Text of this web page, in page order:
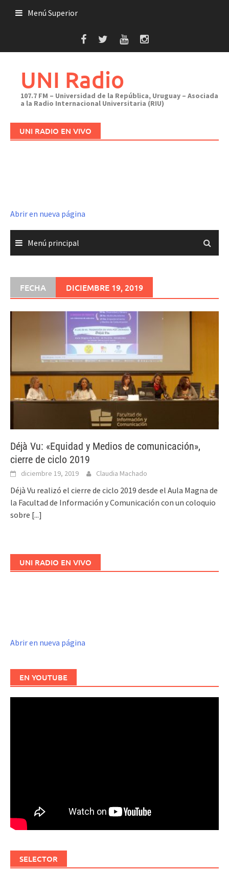
Menú Superior
UNI Radio
107.7 FM – Universidad de la República, Uruguay – Asociada
a la Radio Internacional Universitaria (RIU)
UNI RADIO EN VIVO
Abrir en nueva página
Menú principal
FECHA DICIEMBRE 19, 2019
Déjà Vu: «Equidad y Medios de comunicación»,
cierre de ciclo 2019
diciembre 19, 2019 Claudia Machado
Déjà Vu realizó el cierre de ciclo 2019 desde el Aula Magna de
la Facultad de Información y Comunicación con un coloquio
sobre [...]
UNI RADIO EN VIVO
Abrir en nueva página
EN YOUTUBE
SELECTOR